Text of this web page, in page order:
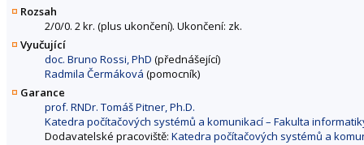
Rozsah
2/0/0. 2 kr. (plus ukončení). Ukončení: zk.
Vyučující
doc. Bruno Rossi, PhD (přednášející)
Radmila Čermáková (pomocník)
Garance
prof. RNDr. Tomáš Pitner, Ph.D.
Katedra počítačových systémů a komunikací – Fakulta
Dodavatelské pracoviště: Katedra počítačových systémů a